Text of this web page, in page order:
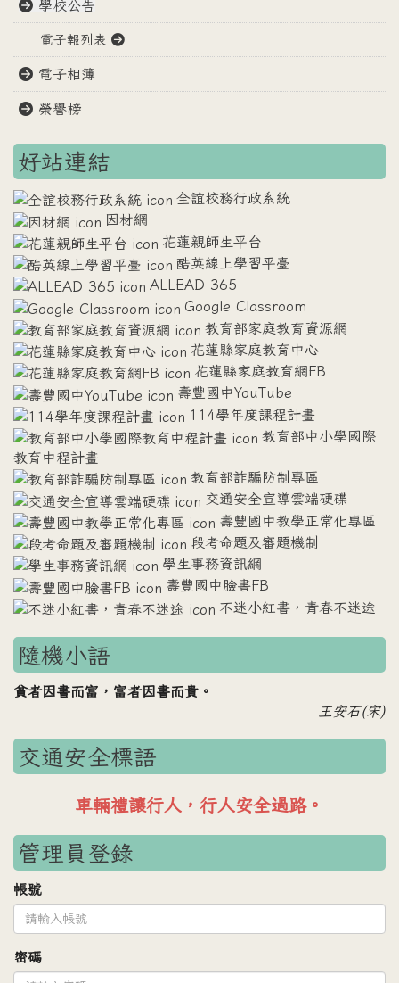
學校公告
電子報列表
電子相簿
榮譽榜
好站連結
全誼校務行政系統
因材網
花蓮親師生平台
酷英線上學習平臺
ALLEAD 365
Google Classroom
教育部家庭教育資源網
花蓮縣家庭教育中心
花蓮縣家庭教育網FB
壽豐國中YouTube
114學年度課程計畫
教育部中小學國際
教育中程計畫
教育部詐騙防制專區
交通安全宣導雲端硬碟
壽豐國中教學正常化專區
段考命題及審題機制
學生事務資訊網
壽豐國中臉書FB
不迷小紅書，青春不迷途
隨機小語
貧者因書而富，富者因書而貴。
王安石(宋)
交通安全標語
車輛禮讓行人，行人安全過路。
管理員登錄
帳號
密碼